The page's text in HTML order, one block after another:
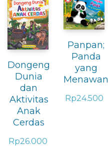
Dongeng
Dunia
dan
Aktivitas
Anak
Cerdas
Rp26.000
Panpan;
Panda
yang
Menawan
Rp24.500